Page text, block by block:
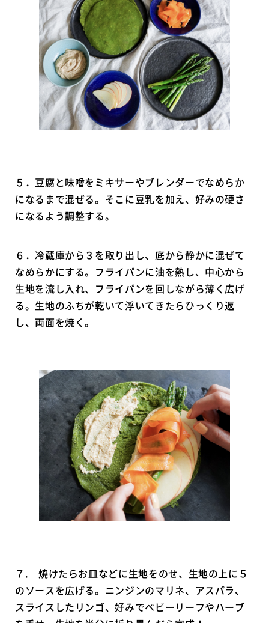
５．豆腐と味噌をミキサーやブレンダーでなめらか
になるまで混ぜる。そこに豆乳を加え、好みの硬さ
になるよう調整する。
６．冷蔵庫から３を取り出し、底から静かに混ぜて
なめらかにする。フライパンに油を熱し、中心から
生地を流し入れ、フライパンを回しながら薄く広げ
る。生地のふちが乾いて浮いてきたらひっくり返
し、両面を焼く。
７. 焼けたらお皿などに生地をのせ、生地の上に５
のソースを広げる。ニンジンのマリネ、アスパラ、
スライスしたリンゴ、好みでベビーリーフやハーブ